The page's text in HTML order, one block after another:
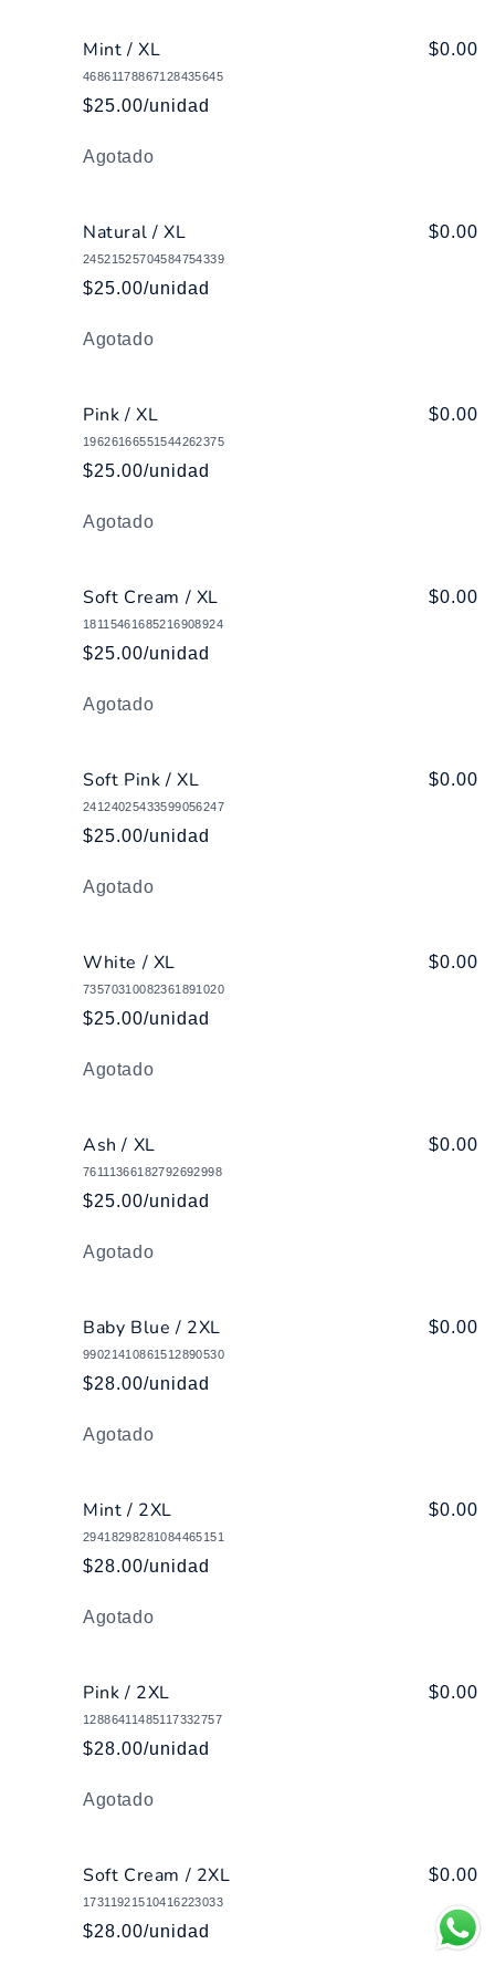
Mint / XL
46861178867128435645
$25.00/unidad
$0.00
Cantidad
Agotado
Natural / XL
24521525704584754339
$25.00/unidad
$0.00
Cantidad
Agotado
Pink / XL
19626166551544262375
$25.00/unidad
$0.00
Cantidad
Agotado
Soft Cream / XL
18115461685216908924
$25.00/unidad
$0.00
Cantidad
Agotado
Soft Pink / XL
24124025433599056247
$25.00/unidad
$0.00
Cantidad
Agotado
White / XL
73570310082361891020
$25.00/unidad
$0.00
Cantidad
Agotado
Ash / XL
76111366182792692998
$25.00/unidad
$0.00
Cantidad
Agotado
Baby Blue / 2XL
99021410861512890530
$28.00/unidad
$0.00
Cantidad
Agotado
Mint / 2XL
29418298281084465151
$28.00/unidad
$0.00
Cantidad
Agotado
Pink / 2XL
12886411485117332757
$28.00/unidad
$0.00
Cantidad
Agotado
Soft Cream / 2XL
17311921510416223033
$28.00/unidad
$0.00